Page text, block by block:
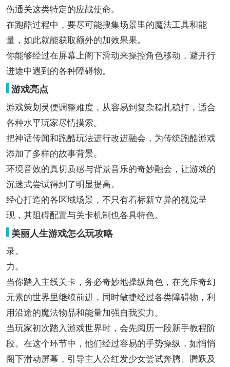
伤通关这类特定的应战使命。
在跑酷过程中，要尽可能搜集场景里的魔法工具和能
量，如此就能获取额外的加效果果。
你能够经过在屏幕上阁下滑动来操控角色移动，避开行
进途中遇到的各种障碍物。
游戏亮点
游戏策划灵便调整难度，从容易到复杂稳扎稳打，适合
各种水平玩家尽情摸索。
把神话传闻和跑酷玩法进行改进融会，为传统跑酷游戏
添加了多样的故事背景。
环境音效的真切质感与背景音乐的奇妙融会，让游戏的
沉迷式尝试得到了明显提高。
经心打造的各区域场景，不只有着标新立异的视觉呈
现，其阻碍配置与关卡机制也各具特色。
美丽人生游戏怎么玩攻略
录。
力。
当你踏入主线关卡，务必奇妙地操纵角色，在充斥奇幻
元素的世界里继续前进，同时敏捷经过各类障碍物，利
用沿途的魔法物品和能量加强自我实力。
当玩家初次踏入游戏世界时，会先阅历一段新手教程阶
段。在这个环节中，他们经过容易的手势操纵，如悄悄
阁下滑动屏幕，引导主人公红发少女尝试奔腾、腾跃及